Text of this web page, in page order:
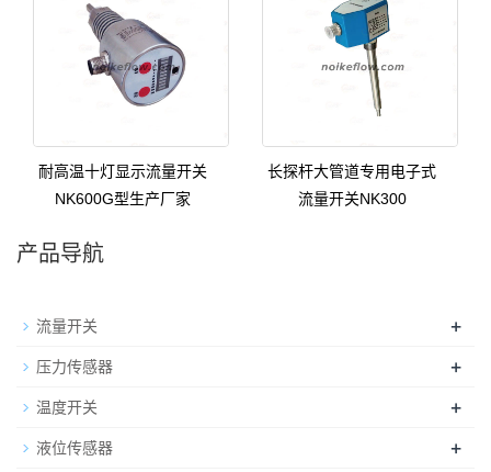
耐高温十灯显示流量开关
NK600G型生产厂家
长探杆大管道专用电子式
流量开关NK300
产品导航
流量开关 +
压力传感器 +
温度开关 +
液位传感器 +